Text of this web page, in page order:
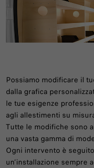
Possiamo modificare il
dalla grafica
le tue esigenze
agli allestimenti su
Tutte le modifiche sono
una vasta gamma di
Ogni intervento è
un’installazione sempre